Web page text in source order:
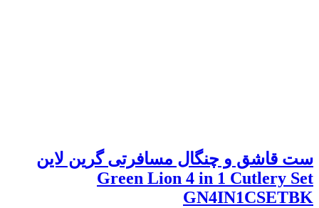
ست قاشق و چنگال مسافرتی گرین لاین
Green Lion 4 in 1 Cutlery Set
GN4IN1CSETBK